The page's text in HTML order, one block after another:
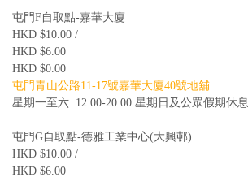
屯門F自取點-嘉華大廈
HKD $10.00 /
HKD $6.00
HKD $0.00
屯門青山公路11-17號嘉華大廈40號地舖
星期一至六: 12:00-20:00 星期日及公眾假期休息
屯門G自取點-德雅工業中心(大興邨)
HKD $10.00 /
HKD $6.00